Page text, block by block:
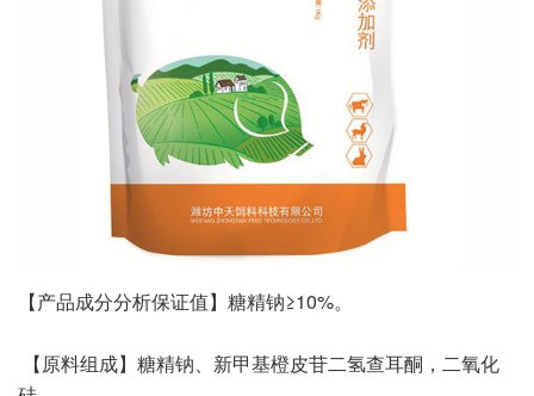
【产品成分分析保证值】糖精钠≥10%。
【原料组成】糖精钠、新甲基橙皮苷二氢查耳酮，二氧化